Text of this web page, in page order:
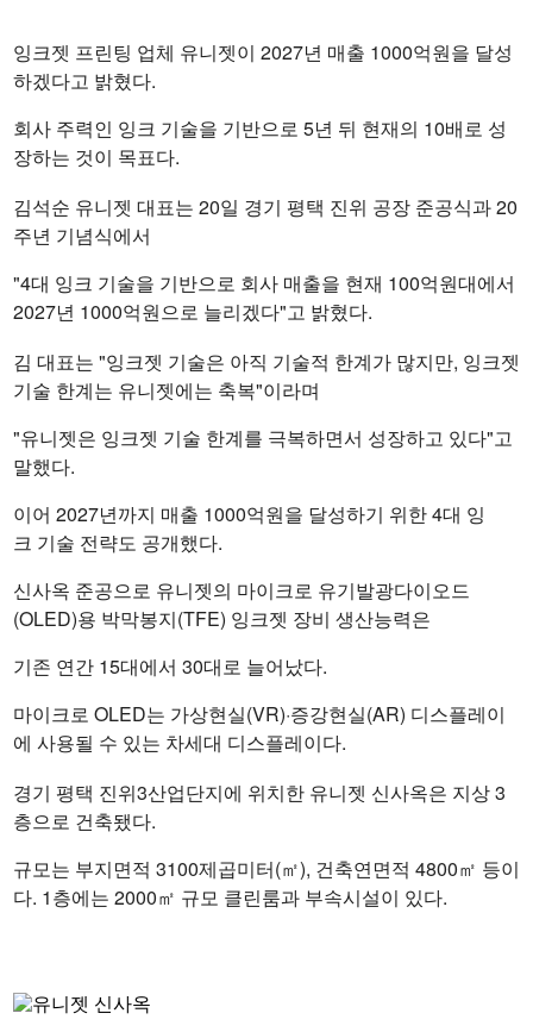
잉크젯 프린팅 업체 유니젯이 2027년 매출 1000억원을 달성
하겠다고 밝혔다.
회사 주력인 잉크 기술을 기반으로 5년 뒤 현재의 10배로 성
장하는 것이 목표다.
김석순 유니젯 대표는 20일 경기 평택 진위 공장 준공식과 20
주년 기념식에서
"4대 잉크 기술을 기반으로 회사 매출을 현재 100억원대에서
2027년 1000억원으로 늘리겠다"고 밝혔다.
김 대표는 "잉크젯 기술은 아직 기술적 한계가 많지만, 잉크젯
기술 한계는 유니젯에는 축복"이라며
"유니젯은 잉크젯 기술 한계를 극복하면서 성장하고 있다"고
말했다.
이어 2027년까지 매출 1000억원을 달성하기 위한 4대 잉
크 기술 전략도 공개했다.
신사옥 준공으로 유니젯의 마이크로 유기발광다이오드
(OLED)용 박막봉지(TFE) 잉크젯 장비 생산능력은
기존 연간 15대에서 30대로 늘어났다.
마이크로 OLED는 가상현실(VR)·증강현실(AR) 디스플레이
에 사용될 수 있는 차세대 디스플레이다.
경기 평택 진위3산업단지에 위치한 유니젯 신사옥은 지상 3
층으로 건축됐다.
규모는 부지면적 3100제곱미터(㎡), 건축연면적 4800㎡ 등이
다. 1층에는 2000㎡ 규모 클린룸과 부속시설이 있다.